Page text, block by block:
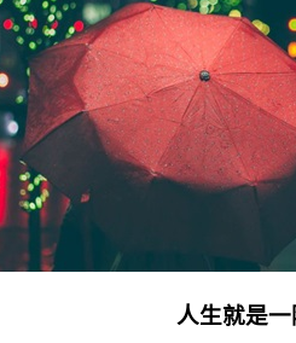
人生就是一